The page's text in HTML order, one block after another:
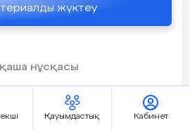
Қауымдастық Кабинет
сілтеме:
«Менің арманым қандай?» жаттығуы
оқушы қысқаша өз арманын айтады).
ҚАУІПСІЗДІК САБАҒЫ
жүктеу
нұсқасы
қысқа мерзімді жоспар